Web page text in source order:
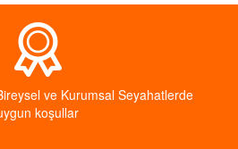
ve Kurumsal Seyahatlerde
koşullar